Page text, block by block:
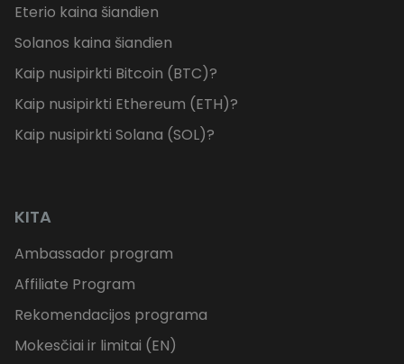
Eterio kaina šiandien
Solanos kaina šiandien
Kaip nusipirkti Bitcoin (BTC)?
Kaip nusipirkti Ethereum (ETH)?
Kaip nusipirkti Solana (SOL)?
KITA
Ambassador program
Affiliate Program
Rekomendacijos programa
Mokesčiai ir limitai (EN)